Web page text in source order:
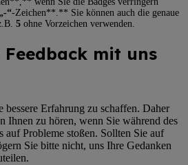
„-“-Zeichen**.** Sie können auch die genaue
5 ohne Vorzeichen verwenden.
mit uns
bessere Erfahrung zu schaffen. Daher
Ihnen zu hören, wenn Sie während des
auf Probleme stoßen. Sollten Sie auf
Sie bitte nicht, uns Ihre Gedanken